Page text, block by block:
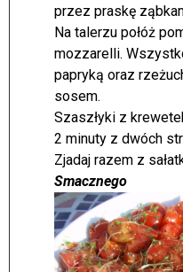
przez praskę
Na talerzu połóż
mozzarelli.
papryką oraz
sosem.
Szaszłyki z
2 minuty z dwóch
Zjadaj razem z
Smacznego